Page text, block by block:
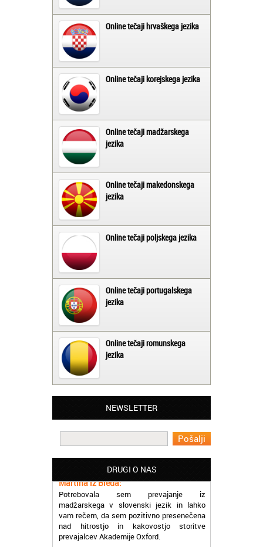
Online tečaji hrvaškega jezika
Online tečaji korejskega jezika
Online tečaji madžarskega
jezika
Online tečaji makedonskega
jezika
Online tečaji poljskega jezika
Online tečaji portugalskega
jezika
Online tečaji romunskega
jezika
NEWSLETTER
DRUGI O NAS
Matjaž iz Ajdovščine:
Lahko pohvalim vse zaposlene v Akademiji
Oxford, ker so resnično profesionalni in
prevajalske storitve opravljajo hitro in
Potrebovala sem prevajanje iz
madžarskega v slovenski jezik in lahko
vam rečem, da sem pozitivno presenečena
nad hitrostjo in kakovostjo storitve
prevajalcev Akademije Oxford.